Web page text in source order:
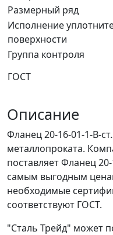
Размерный ряд
Исполнение
поверхности
Группа контроля
ГОСТ
Описание
Фланец 20-16-01-1-B-
металлопроката.
поставляет Фланец
самым выгодным
необходимые
соответствуют ГОСТ.
"Сталь Трейд" может